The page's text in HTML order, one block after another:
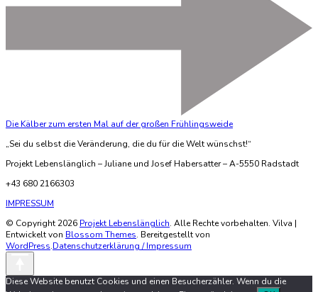
Die Kälber zum ersten Mal auf der großen Frühlingsweide
„Sei du selbst die Veränderung, die du für die Welt wünschst!“
Projekt Lebenslänglich – Juliane und Josef Habersatter – A-5550 Radstadt
+43 680 2166303
IMPRESSUM
© Copyright 2026 Projekt Lebenslänglich. Alle Rechte vorbehalten. Vilva |
Entwickelt von Blossom Themes. Bereitgestellt von
WordPress.Datenschutzerklärung / Impressum
Diese Website benutzt Cookies und einen Besucherzähler. Wenn du die